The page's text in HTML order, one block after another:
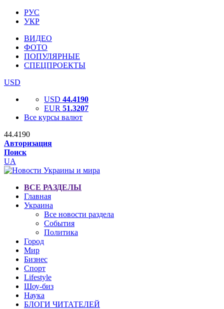
РУС
УКР
ВИДЕО
ФОТО
ПОПУЛЯРНЫЕ
СПЕЦПРОЕКТЫ
USD
USD 44.4190
EUR 51.3207
Все курсы валют
44.4190
Авторизация
Поиск
UA
ВСЕ РАЗДЕЛЫ
Главная
Украина
Все новости раздела
События
Политика
Город
Мир
Бизнес
Спорт
Lifestyle
Шоу-биз
Наука
БЛОГИ ЧИТАТЕЛЕЙ